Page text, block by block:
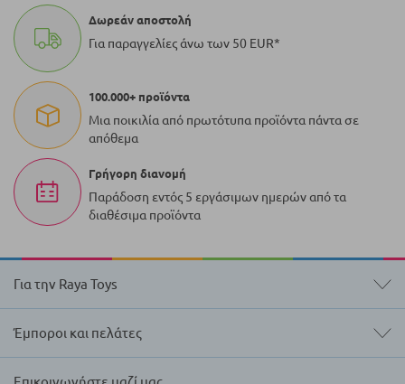
Δωρεάν αποστολή
Για παραγγελίες άνω των 50 EUR*
100.000+ προϊόντα
Μια ποικιλία από πρωτότυπα προϊόντα πάντα σε
απόθεμα
Γρήγορη διανομή
Παράδοση εντός 5 εργάσιμων ημερών από τα
διαθέσιμα προϊόντα
Για την Raya Toys
Έμποροι και πελάτες